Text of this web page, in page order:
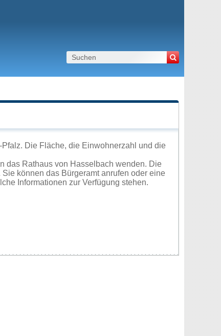
Die Fläche, die Einwohnerzahl und die
das Rathaus von Hasselbach wenden. Die
können das Bürgeramt anrufen oder eine
Informationen zur Verfügung stehen.